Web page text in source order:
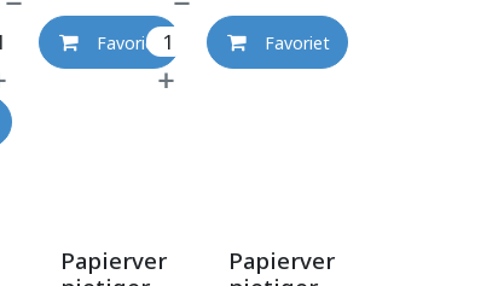
Favoriet Favoriet
Papierver
Papierver